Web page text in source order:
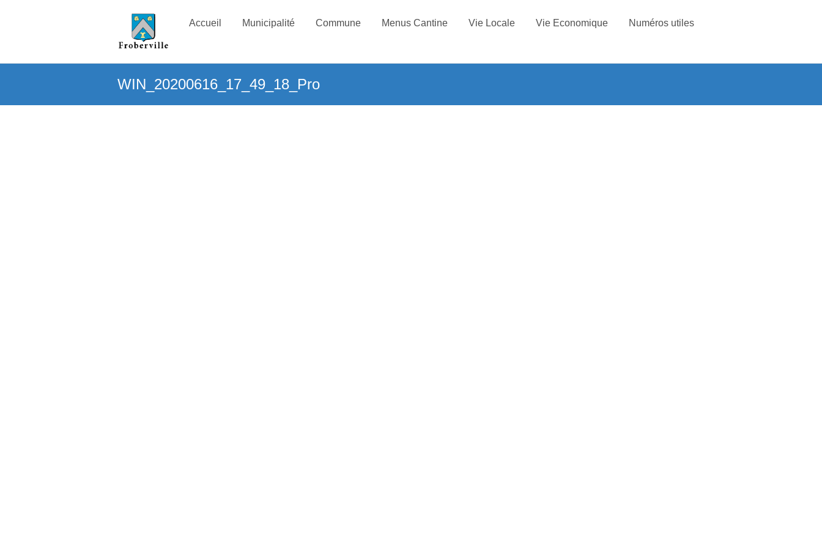
Accueil Municipalité Commune Menus Cantine Vie Locale Vie Economique Numéros utiles
WIN_20200616_17_49_18_Pro